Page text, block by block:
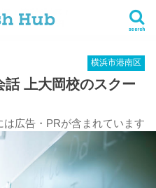
search
県
横浜市港南区
報・口コミ・評判
横浜市港南区
上大岡校のスクー
広告・PRが含まれています